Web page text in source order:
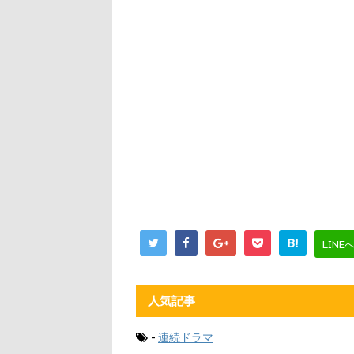
B! LINE
人気記事
- 連続ドラマ